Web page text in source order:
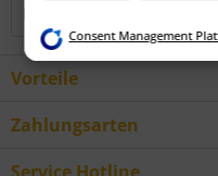
Vorteile
Zahlungsarten
Verwendung von Profilen
Verwendung von Profilen
Messung der Werbeleistung
Analyse von Zielgruppen
Daten aus verschiedenen
Verwendung reduzierter
Consent Management